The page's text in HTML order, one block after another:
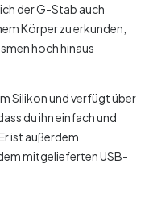
der G-Stab auch
Körper zu erkunden,
hoch hinaus
Silikon und verfügt über
du ihn einfach und
ist außerdem
mitgelieferten USB-